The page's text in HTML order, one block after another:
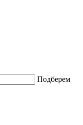
Подберем